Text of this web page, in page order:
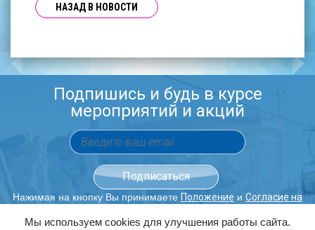
Мы используем cookies для улучшения работы сайта.
НАЗАД В НОВОСТИ
Подпишись и будь в курсе
мероприятий и акций
Нажимая на кнопку Вы принимаете Положение и Согласие на